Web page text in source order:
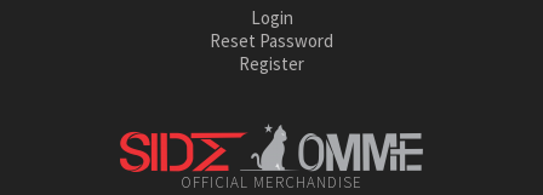
Login
Reset Password
Register
OFFICIAL MERCHANDISE